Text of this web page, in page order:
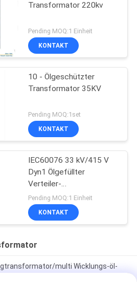
Transformator 220kv
Pending MOQ:1 Einheit
KONTAKT
10 - Ölgeschützter
Transformator 35KV
Pending MOQ:1set
KONTAKT
IEC60076 33 kV/415 V
Dyn1 Ölgefüllter
Verteiler-
Leistungstransformator
Pending MOQ:1 Einheit
KONTAKT
multi Wicklungs-öl-